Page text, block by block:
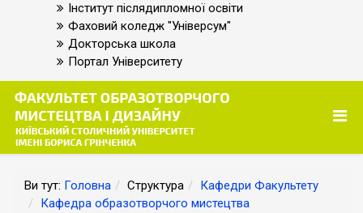
Інститут післядипломної освіти
Фаховий коледж "Універсум"
Докторська школа
Портал Університету
Ви тут: Головна Структура
Кафедри Факультету
Кафедра образотворчого мистецтва